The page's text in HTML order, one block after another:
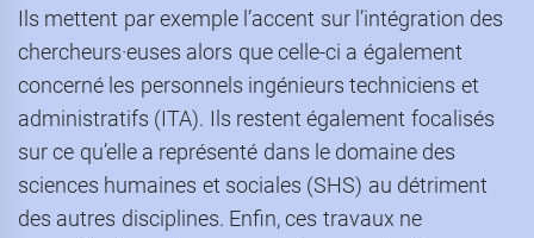
Ils mettent par exemple l’accent sur l’intégration des
chercheurs·euses alors que celle-ci a également
concerné les personnels ingénieurs techniciens et
administratifs (ITA). Ils restent également focalisés
sur ce qu’elle a représenté dans le domaine des
sciences humaines et sociales (SHS) au détriment
des autres disciplines. Enfin, ces travaux ne